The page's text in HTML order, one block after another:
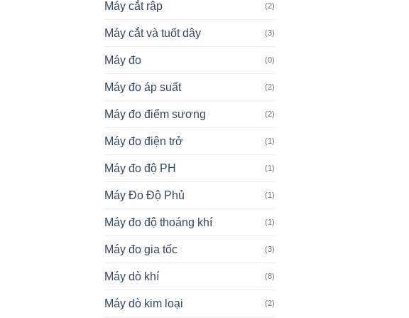
Máy cắt rập (2)
Máy cắt và tuốt dây (3)
Máy đo (0)
Máy đo áp suất (2)
Máy đo điểm sương (2)
Máy đo điện trở (1)
Máy đo độ PH (1)
Máy Đo Độ Phủ (1)
Máy đo độ thoáng khí (1)
Máy đo gia tốc (3)
Máy dò khí (8)
Máy dò kim loại (2)